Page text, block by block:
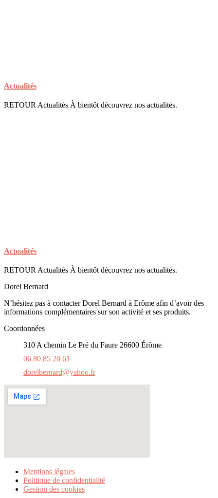
Actualités
RETOUR Actualités À bientôt découvrez nos actualités.
Actualités
RETOUR Actualités À bientôt découvrez nos actualités.
Dorel Bernard
N’hésitez pas à contacter Dorel Bernard à Erôme afin d’avoir des
informations complémentaires sur son activité et ses produits.
Coordonnées
310 A chemin Le Pré du Faure 26600 Érôme
06 80 85 20 61
dorelbernard@yahoo.fr
Mentions légales
Politique de confidentialité
Gestion des cookies